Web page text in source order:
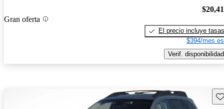
Gran oferta
El precio incluye tasas
$394/mes
Verif. disponibilidad